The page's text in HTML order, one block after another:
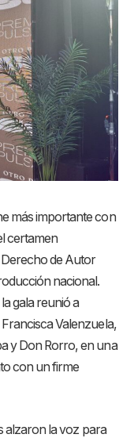
más importante con
certamen
de Autor
nacional.
gala reunió a
Valenzuela,
y Don Rorro, en una
con un firme
alzaron la voz para